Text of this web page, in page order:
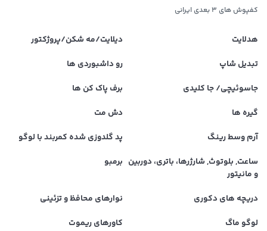
کفپوش های ۳ بعدی ایرانی
هدلایت
دیلایت/مه شکن/پروژکتور
تبدیل شاپ
رو داشبوردی ها
جاسوئیچی/ جا کلیدی
برف پاک کن ها
گیره ها
دش مت
آرم وسط رینگ
پد گلدوزی شده کمربند با لوگو
ساعت, بلوتوث, شارژرها، باتری، دوربین
و مانیتور
برمبو
دریچه های دکوری
نوارهای محافظ و تزئینی
لوگو ماگ
کاورهای ریموت